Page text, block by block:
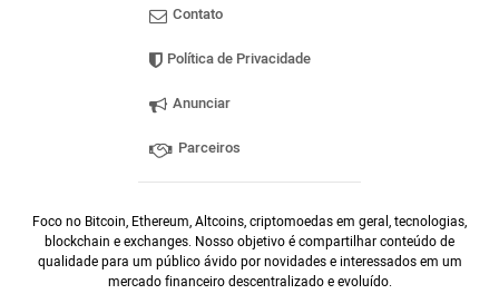
Contato
Política de Privacidade
Anunciar
Parceiros
Foco no Bitcoin, Ethereum, Altcoins, criptomoedas em geral, tecnologias,
blockchain e exchanges. Nosso objetivo é compartilhar conteúdo de
qualidade para um público ávido por novidades e interessados em um
mercado financeiro descentralizado e evoluído.